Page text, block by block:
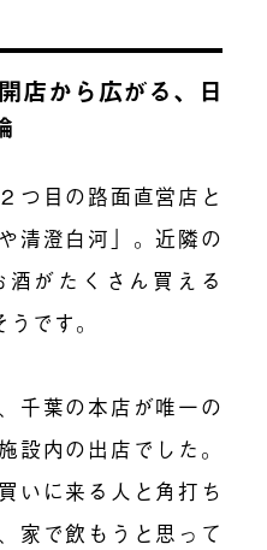
店から広がる、日
つ目の路面直営店と
清澄白河」。近隣の
がたくさん買える
です。
千葉の本店が唯一の
設内の出店でした。
いに来る人と角打ち
家で飲もうと思って